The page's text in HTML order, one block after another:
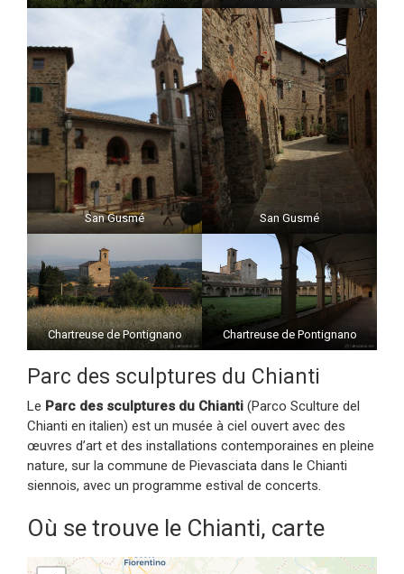
San Gusmé San Gusmé
Chartreuse de Pontignano Chartreuse de Pontignano
Parc des sculptures du Chianti
Le Parc des sculptures du Chianti (Parco Sculture del
Chianti en italien) est un musée à ciel ouvert avec des
œuvres d’art et des installations contemporaines en pleine
nature, sur la commune de Pievasciata dans le Chianti
siennois, avec un programme estival de concerts.
Où se trouve le Chianti, carte